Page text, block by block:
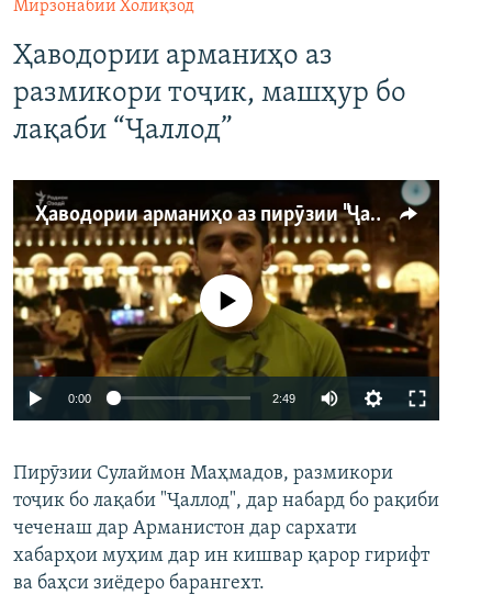
Мирзонабии Холиқзод
Ҳаводории арманиҳо аз
размикори тоҷик, машҳур бо
лақаби “Ҷаллод”
Ҳаводории арманиҳо аз пирӯзии "Ҷаллод"-и тоҷик
Auto 240p 360p 480p
720p 1080p
Феълан кор намекунад
0:00 2:49
360p
480p
Пирӯзии Сулаймон Маҳмадов, размикори
тоҷик бо лақаби "Ҷаллод", дар набард бо рақиби
чеченаш дар Арманистон дар сархати
хабарҳои муҳим дар ин кишвар қарор гирифт
ва баҳси зиёдеро барангехт.